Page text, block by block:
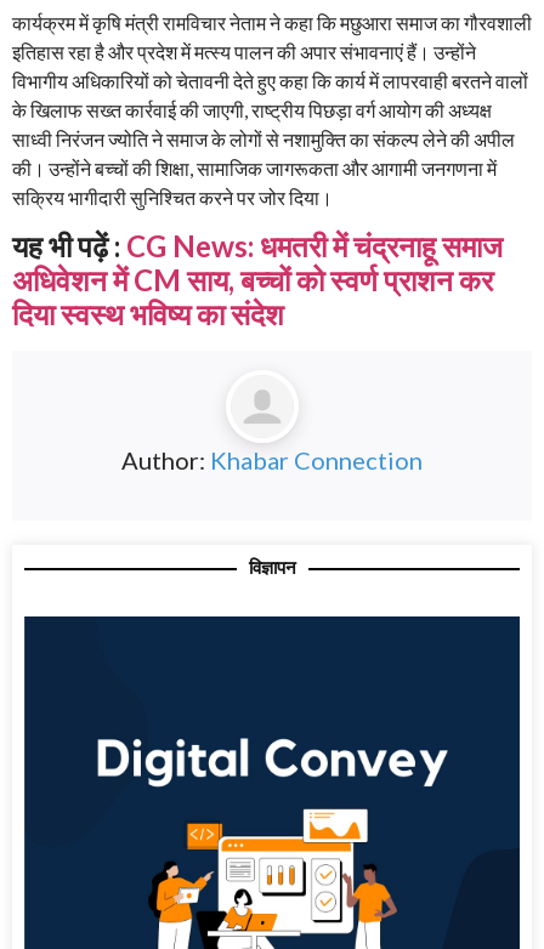
कार्यक्रम में कृषि मंत्री रामविचार नेताम ने कहा कि मछुआरा समाज का गौरवशाली
इतिहास रहा है और प्रदेश में मत्स्य पालन की अपार संभावनाएं हैं। उन्होंने
विभागीय अधिकारियों को चेतावनी देते हुए कहा कि कार्य में लापरवाही बरतने वालों
के खिलाफ सख्त कार्रवाई की जाएगी, राष्ट्रीय पिछड़ा वर्ग आयोग की अध्यक्ष
साध्वी निरंजन ज्योति ने समाज के लोगों से नशामुक्ति का संकल्प लेने की अपील
की। उन्होंने बच्चों की शिक्षा, सामाजिक जागरूकता और आगामी जनगणना में
सक्रिय भागीदारी सुनिश्चित करने पर जोर दिया।
यह भी पढ़ें : CG News: धमतरी में चंद्रनाहू समाज
अधिवेशन में CM साय, बच्चों को स्वर्ण प्राशन कर
दिया स्वस्थ भविष्य का संदेश
Author: Khabar Connection
विज्ञापन